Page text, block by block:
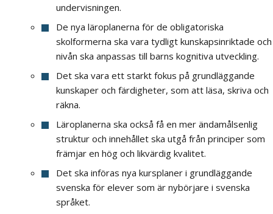
undervisningen.
De nya läroplanerna för de obligatoriska
skolformerna ska vara tydligt kunskapsinriktade och
nivån ska anpassas till barns kognitiva utveckling.
Det ska vara ett starkt fokus på grundläggande
kunskaper och färdigheter, som att läsa, skriva och
räkna.
Läroplanerna ska också få en mer ändamålsenlig
struktur och innehållet ska utgå från principer som
främjar en hög och likvärdig kvalitet.
Det ska införas nya kursplaner i grundläggande
svenska för elever som är nybörjare i svenska
språket.